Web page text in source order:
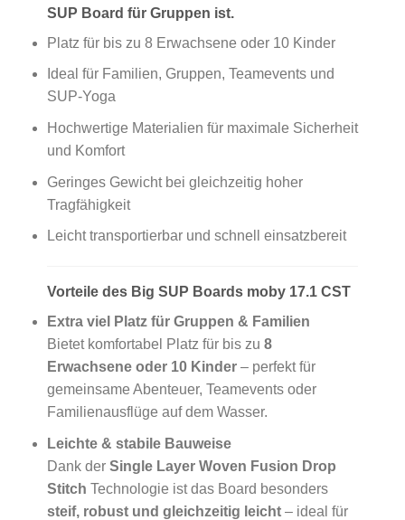
SUP Board für Gruppen ist.
Platz für bis zu 8 Erwachsene oder 10 Kinder
Ideal für Familien, Gruppen, Teamevents und
SUP-Yoga
Hochwertige Materialien für maximale Sicherheit
und Komfort
Geringes Gewicht bei gleichzeitig hoher
Tragfähigkeit
Leicht transportierbar und schnell einsatzbereit
Vorteile des Big SUP Boards moby 17.1 CST
Extra viel Platz für Gruppen & Familien
Bietet komfortabel Platz für bis zu 8
Erwachsene oder 10 Kinder– perfekt für
gemeinsame Abenteuer, Teamevents oder
Familienausflüge auf dem Wasser.
Leichte & stabile Bauweise
Dank der Single Layer Woven Fusion Drop
Stitch Technologie ist das Board besonders
steif, robust und gleichzeitig leicht– ideal für